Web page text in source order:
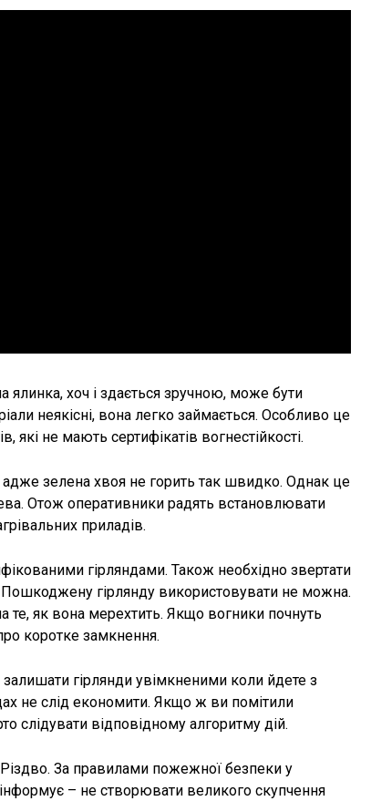
ялинка, хоч і здається зручною, може бути
неякісні, вона легко займається. Особливо це
які не мають сертифікатів вогнестійкості.
зелена хвоя не горить так швидко. Однак це
Отож оперативники радять встановлювати
приладів.
гірляндами. Також необхідно звертати
Пошкоджену гірлянду використовувати не можна.
те, як вона мерехтить. Якщо вогники почнуть
коротке замкнення.
гірлянди увімкненими коли йдете з
не слід економити. Якщо ж ви помітили
слідувати відповідному алгоритму дій.
Різдво. За правилами пожежної безпеки у
– не створювати великого скупчення